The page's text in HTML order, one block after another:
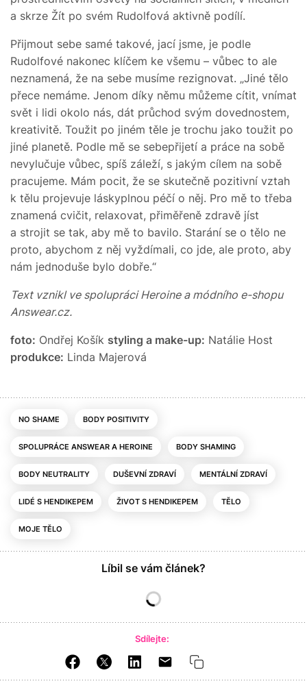
a skrze Žít po svém Rudolfová aktivně podílí.
Přijmout sebe samé takové, jací jsme, je podle
Rudolfové nakonec klíčem ke všemu – vůbec to ale
neznamená, že na sebe musíme rezignovat. „Jiné tělo
přece nemáme. Jenom díky němu můžeme cítit, vnímat
svět i lidi okolo nás, dát průchod svým dovednostem,
kreativitě. Toužit po jiném těle je trochu jako toužit po
jiné planetě. Podle mě se sebepřijetí a práce na sobě
nevylučuje vůbec, spíš záleží, s jakým cílem na sobě
pracujeme. Mám pocit, že se skutečně pozitivní vztah
k tělu projevuje láskyplnou péčí o něj. Pro mě to třeba
znamená cvičit, relaxovat, přiměřeně zdravě jíst
a strojit se tak, aby mě to bavilo. Starání se o tělo ne
proto, abychom z něj vyždímali, co jde, ale proto, aby
nám jednoduše bylo dobře.“
Text vznikl ve spolupráci Heroine a módního e-shopu
Answear.cz.
foto: Ondřej Košík styling a make-up: Natálie Host
produkce: Linda Majerová
NO SHAME BODY POSITIVITY
SPOLUPRÁCE ANSWEAR A HEROINE BODY SHAMING
BODY NEUTRALITY DUŠEVNÍ ZDRAVÍ MENTÁLNÍ ZDRAVÍ
LIDÉ S HENDIKEPEM ŽIVOT S HENDIKEPEM TĚLO
MOJE TĚLO
Líbil se vám článek?
Sdílejte: